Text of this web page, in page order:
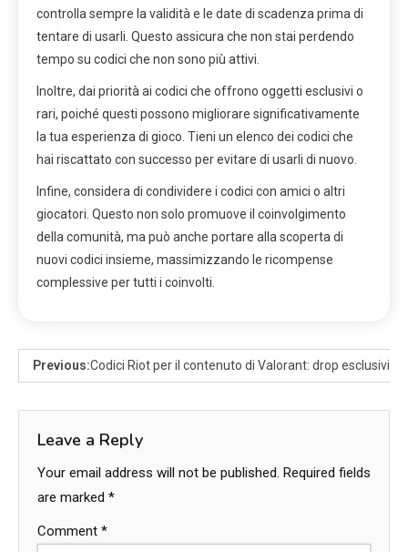
controlla sempre la validità e le date di scadenza prima di
tentare di usarli. Questo assicura che non stai perdendo
tempo su codici che non sono più attivi.
Inoltre, dai priorità ai codici che offrono oggetti esclusivi o
rari, poiché questi possono migliorare significativamente
la tua esperienza di gioco. Tieni un elenco dei codici che
hai riscattato con successo per evitare di usarli di nuovo.
Infine, considera di condividere i codici con amici o altri
giocatori. Questo non solo promuove il coinvolgimento
della comunità, ma può anche portare alla scoperta di
nuovi codici insieme, massimizzando le ricompense
complessive per tutti i coinvolti.
Previous:Codici Riot per il contenuto di Valorant: drop esclusivi,
Leave a Reply
Your email address will not be published. Required fields
are marked *
Comment *